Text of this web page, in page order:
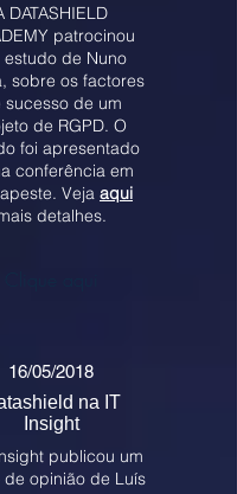
DATASHIELD
patrocinou
estudo de Nuno
sobre os factores
sucesso de um
de RGPD. O
foi apresentado
conferência em
Veja aqui
detalhes.
16/05/2018
na IT
Insight
publicou um
de opinião de Luís